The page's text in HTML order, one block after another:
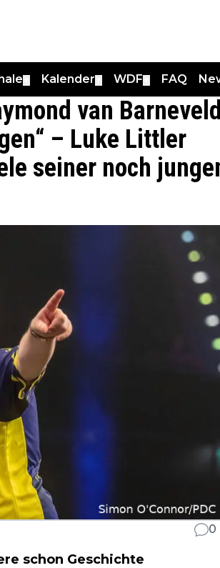
Kalender WDF FAQ
van Barneveld
– Luke Littler
seiner noch
0
schon Geschichte